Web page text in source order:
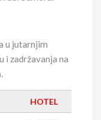
u jutarnjim
i zadržavanja na
.
HOTEL